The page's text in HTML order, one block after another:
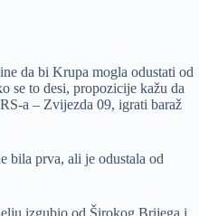
da bi Krupa mogla odustati od
se to desi, propozicije kažu da
a – Zvijezda 09, igrati baraž
bila prva, ali je odustala od
izgubio od Širokog Brijega i